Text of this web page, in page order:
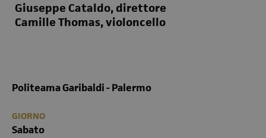
Giuseppe Cataldo, direttore
Camille Thomas, violoncello
Politeama Garibaldi - Palermo
GIORNO
Sabato